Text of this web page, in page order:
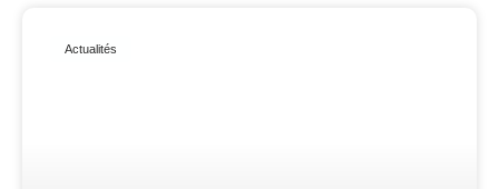
Actualités